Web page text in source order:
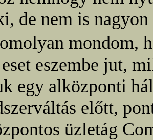
de nem is
omolyan mondom,
eszembe jut,
egy alközponti
előtt,
üzletág